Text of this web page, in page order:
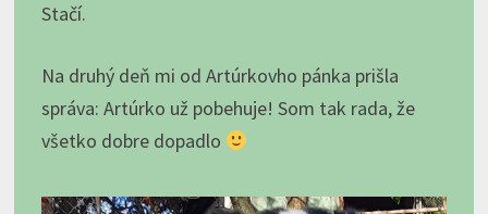
Stačí.
Na druhý deň mi od Artúrkovho pánka prišla
správa: Artúrko už pobehuje! Som tak rada, že
všetko dobre dopadlo